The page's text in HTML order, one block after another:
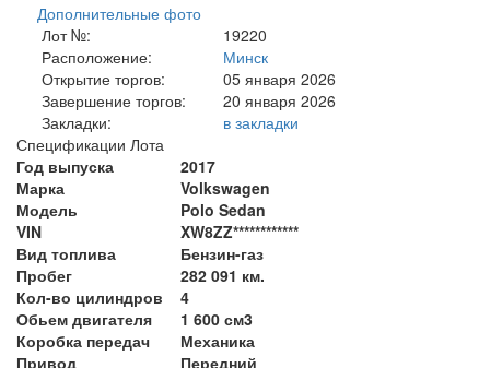
Дополнительные фото
Лот №:
19220
Расположение:
Минск
Открытие торгов:
05 января 2026
Завершение торгов:
20 января 2026
Закладки:
в закладки
Спецификации Лота
Год выпуска
2017
Марка
Volkswagen
Модель
Polo Sedan
VIN
XW8ZZ************
Вид топлива
Бензин-газ
Пробег
282 091 км.
Кол-во цилиндров
4
Обьем двигателя
1 600 см3
Коробка передач
Механика
Привод
Передний